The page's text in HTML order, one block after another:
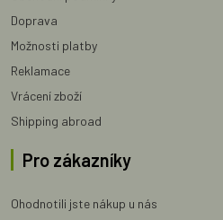
Doprava
Možnosti platby
Reklamace
Vrácení zboží
Shipping abroad
Pro zákazníky
Ohodnotili jste nákup u nás